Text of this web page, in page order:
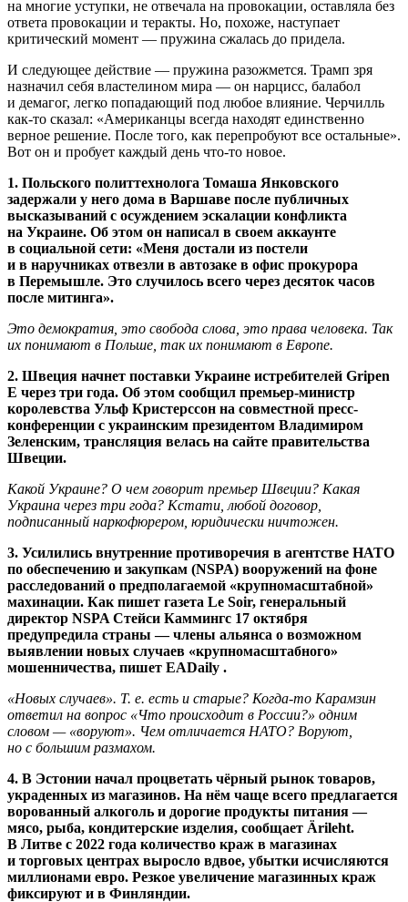
на многие уступки, не отвечала на провокации, оставляла без
ответа провокации и теракты. Но, похоже, наступает
критический момент — пружина сжалась до придела.
И следующее действие — пружина разожмется. Трамп зря
назначил себя властелином мира — он нарцисс, балабол
и демагог, легко попадающий под любое влияние. Черчилль
как-то сказал: «Американцы всегда находят единственно
верное решение. После того, как перепробуют все остальные».
Вот он и пробует каждый день что-то новое.
1. Польского политтехнолога Томаша Янковского
задержали у него дома в Варшаве после публичных
высказываний с осуждением эскалации конфликта
на Украине. Об этом он написал в своем аккаунте
в социальной сети: «Меня достали из постели
и в наручниках отвезли в автозаке в офис прокурора
в Перемышле. Это случилось всего через десяток часов
после митинга».
Это демократия, это свобода слова, это права человека. Так
их понимают в Польше, так их понимают в Европе.
2. Швеция начнет поставки Украине истребителей Gripen
E через три года. Об этом сообщил премьер-министр
королевства Ульф Кристерссон на совместной пресс-
конференции с украинским президентом Владимиром
Зеленским, трансляция велась на сайте правительства
Швеции.
Какой Украине? О чем говорит премьер Швеции? Какая
Украина через три года? Кстати, любой договор,
подписанный наркофюрером, юридически ничтожен.
3. Усилились внутренние противоречия в агентстве НАТО
по обеспечению и закупкам (NSPA) вооружений на фоне
расследований о предполагаемой «крупномасштабной»
махинации. Как пишет газета Le Soir, генеральный
директор NSPA Стейси Каммингс 17 октября
предупредила страны — члены альянса о возможном
выявлении новых случаев «крупномасштабного»
мошенничества, пишет EADaily .
«Новых случаев». Т. е. есть и старые? Когда-то Карамзин
ответил на вопрос «Что происходит в России?» одним
словом — «воруют». Чем отличается НАТО? Воруют,
но с большим размахом.
4. В Эстонии начал процветать чёрный рынок товаров,
украденных из магазинов. На нём чаще всего предлагается
ворованный алкоголь и дорогие продукты питания —
мясо, рыба, кондитерские изделия, сообщает Ärileht.
В Литве с 2022 года количество краж в магазинах
и торговых центрах выросло вдвое, убытки исчисляются
миллионами евро. Резкое увеличение магазинных краж
фиксируют и в Финляндии.